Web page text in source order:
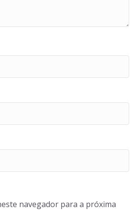
navegador para a próxima